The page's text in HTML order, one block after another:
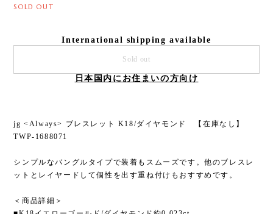
SOLD OUT
International shipping available
Sold out
日本国内にお住まいの方向け
jg <Always> ブレスレット K18/ダイヤモンド 【在庫なし】
TWP-1688071
シンプルなバングルタイプで装着もスムーズです。他のブレスレ
ットとレイヤードして個性を出す重ね付けもおすすめです。
＜商品詳細＞